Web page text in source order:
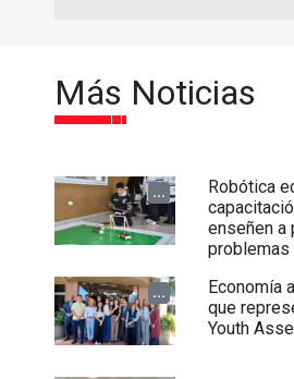
Más Noticias
...
Robótica
enseñen a
problemas
...
Economía
que
Youth